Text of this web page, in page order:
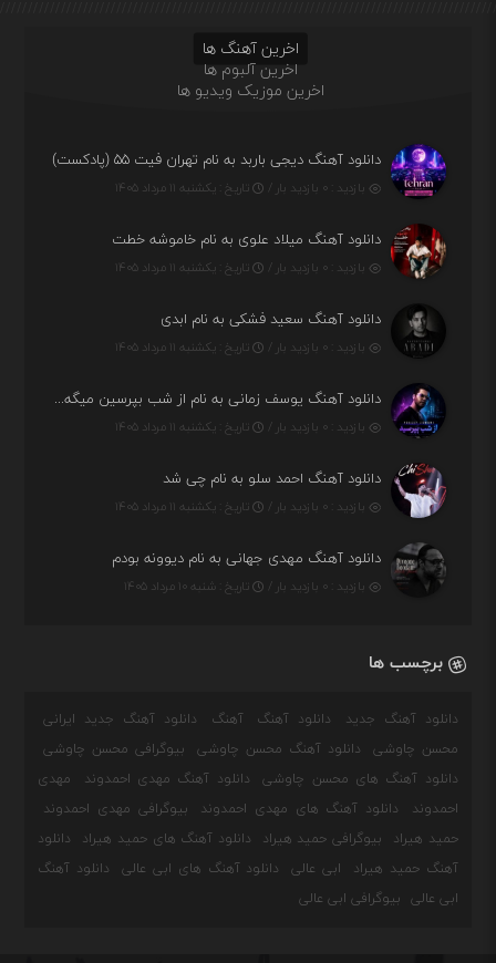
اخرین آهنگ ها
اخرین آلبوم ها
اخرین موزیک ویدیو ها
دانلود آهنگ دیجی باربد به نام تهران فیت ۵۵ (پادکست)
بازدید : ۰ بازدید بار / تاریخ : یکشنبه ۱۱ مرداد ۱۴۰۵
دانلود آهنگ میلاد علوی به نام خاموشه خطت
بازدید : ۰ بازدید بار / تاریخ : یکشنبه ۱۱ مرداد ۱۴۰۵
دانلود آهنگ سعید فشکی به نام ابدی
بازدید : ۰ بازدید بار / تاریخ : یکشنبه ۱۱ مرداد ۱۴۰۵
دانلود آهنگ یوسف زمانی به نام از شب بپرسین میگه چه روزگاری دارم
بازدید : ۰ بازدید بار / تاریخ : یکشنبه ۱۱ مرداد ۱۴۰۵
دانلود آهنگ احمد سلو به نام چی شد
بازدید : ۰ بازدید بار / تاریخ : یکشنبه ۱۱ مرداد ۱۴۰۵
دانلود آهنگ مهدی جهانی به نام دیوونه بودم
بازدید : ۰ بازدید بار / تاریخ : شنبه ۱۰ مرداد ۱۴۰۵
برچسب ها
دانلود آهنگ جدید دانلود آهنگ آهنگ
دانلود آهنگ جدید ایرانی
محسن چاوشی
دانلود آهنگ محسن چاوشی
بیوگرافی محسن چاوشی
دانلود آهنگ های محسن چاوشی
دانلود آهنگ مهدی احمدوند
مهدی
احمدوند
دانلود آهنگ های مهدی احمدوند
بیوگرافی مهدی احمدوند
حمید هیراد
بیوگرافی حمید هیراد دانلود آهنگ های حمید هیراد
دانلود
آهنگ حمید هیراد
ابی عالی دانلود آهنگ های ابی عالی
دانلود آهنگ
ابی عالی
بیوگرافی ابی عالی